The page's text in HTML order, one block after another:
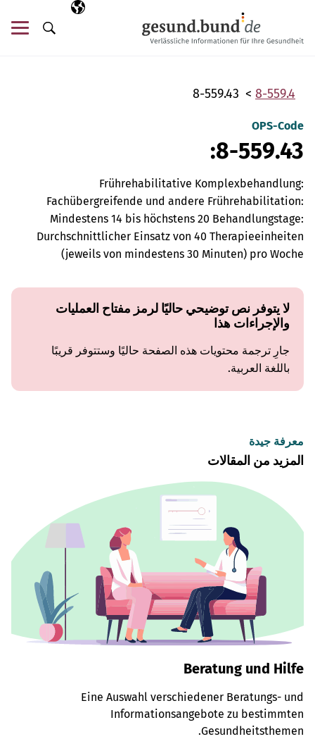
اللغة المختارة
AR
البحث
8-559.4
8-559.43
OPS-Code
8-559.43:
Frührehabilitative Komplexbehandlung:
Fachübergreifende und andere Frührehabilitation:
Mindestens 14 bis höchstens 20 Behandlungstage:
Durchschnittlicher Einsatz von 40 Therapieeinheiten
(jeweils von mindestens 30 Minuten) pro Woche
لا يتوفر نص توضيحي حاليًا لرمز مفتاح العمليات
والإجراءات هذا
جارِ ترجمة محتويات هذه الصفحة حاليًا وستتوفر قريبًا
باللغة العربية.
معرفة جيدة
المزيد من المقالات
Beratung und Hilfe
Eine Auswahl verschiedener Beratungs- und
Informationsangebote zu bestimmten
Gesundheitsthemen.